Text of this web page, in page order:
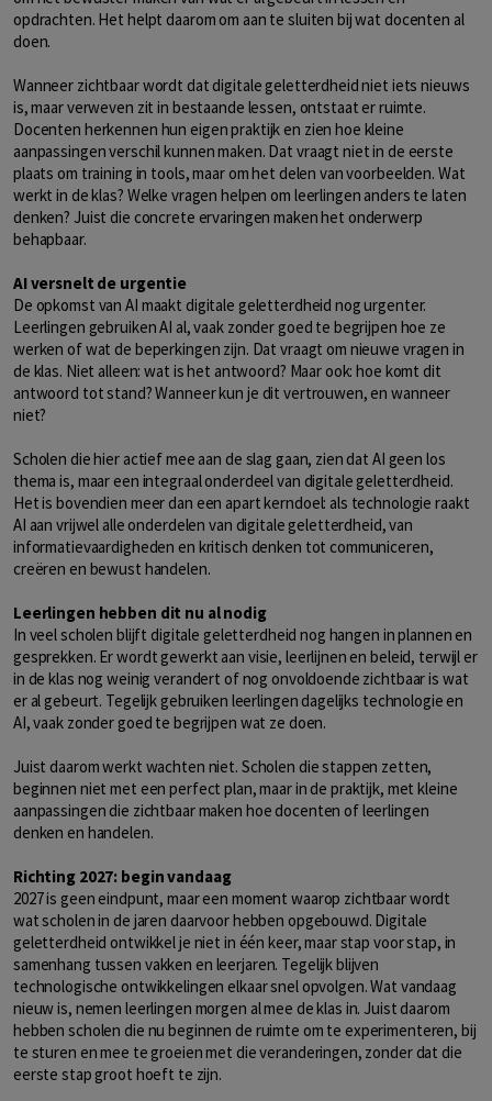
opdrachten. Het helpt daarom om aan te sluiten bij wat docenten al
doen.
Wanneer zichtbaar wordt dat digitale geletterdheid niet iets nieuws
is, maar verweven zit in bestaande lessen, ontstaat er ruimte.
Docenten herkennen hun eigen praktijk en zien hoe kleine
aanpassingen verschil kunnen maken. Dat vraagt niet in de eerste
plaats om training in tools, maar om het delen van voorbeelden. Wat
werkt in de klas? Welke vragen helpen om leerlingen anders te laten
denken? Juist die concrete ervaringen maken het onderwerp
behapbaar.
AI versnelt de urgentie
De opkomst van AI maakt digitale geletterdheid nog urgenter.
Leerlingen gebruiken AI al, vaak zonder goed te begrijpen hoe ze
werken of wat de beperkingen zijn. Dat vraagt om nieuwe vragen in
de klas. Niet alleen: wat is het antwoord? Maar ook: hoe komt dit
antwoord tot stand? Wanneer kun je dit vertrouwen, en wanneer
niet?
Scholen die hier actief mee aan de slag gaan, zien dat AI geen los
thema is, maar een integraal onderdeel van digitale geletterdheid.
Het is bovendien meer dan een apart kerndoel: als technologie raakt
AI aan vrijwel alle onderdelen van digitale geletterdheid, van
informatievaardigheden en kritisch denken tot communiceren,
creëren en bewust handelen.
Leerlingen hebben dit nu al nodig
In veel scholen blijft digitale geletterdheid nog hangen in plannen en
gesprekken. Er wordt gewerkt aan visie, leerlijnen en beleid, terwijl er
in de klas nog weinig verandert of nog onvoldoende zichtbaar is wat
er al gebeurt. Tegelijk gebruiken leerlingen dagelijks technologie en
AI, vaak zonder goed te begrijpen wat ze doen.
Juist daarom werkt wachten niet. Scholen die stappen zetten,
beginnen niet met een perfect plan, maar in de praktijk, met kleine
aanpassingen die zichtbaar maken hoe docenten of leerlingen
denken en handelen.
Richting 2027: begin vandaag
2027 is geen eindpunt, maar een moment waarop zichtbaar wordt
wat scholen in de jaren daarvoor hebben opgebouwd. Digitale
geletterdheid ontwikkel je niet in één keer, maar stap voor stap, in
samenhang tussen vakken en leerjaren. Tegelijk blijven
technologische ontwikkelingen elkaar snel opvolgen. Wat vandaag
nieuw is, nemen leerlingen morgen al mee de klas in. Juist daarom
hebben scholen die nu beginnen de ruimte om te experimenteren, bij
te sturen en mee te groeien met die veranderingen, zonder dat die
eerste stap groot hoeft te zijn.